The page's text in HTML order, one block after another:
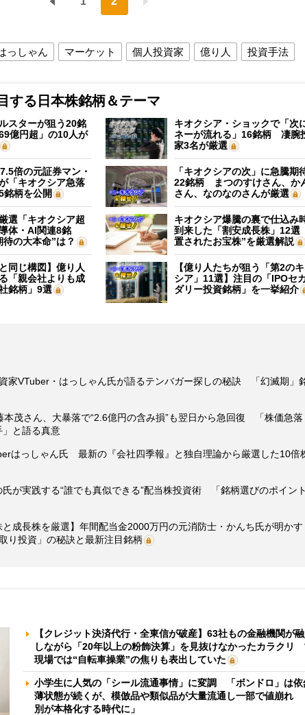
っしゃん マーケット 個人投資家 億り人 投資手法
する日本株銘柄＆テーマ
スターが狙う20銘
億円超」の10人が
キオクシア・ショックで「次
ネーが流れる」16銘柄 凄腕
家3名が厳選
倍の元証券マン・
「キオクシア急落
銘柄を公開
「キオクシアの次」に急騰期
22銘柄 まつのすけさん、か
さん、なのなのさんが厳選
選「キオクシア超
体・AI関連8銘
の大本命”は？
キオクシア爆騰の裏で仕込み
到来した「割安成長株」12
置されたお宝株”を厳選解説
同じ構図】億り人
「親会社よりも成
銘柄」9選
【億り人たちが狙う「第2の
シア」11選】注目の「IPOセ
ダリー投資銘柄」を一挙紹介
資家VTuber・はっしゃん氏が語るテンバガー探しの秘訣 「幻滅期」
本茂さん、大暴落で“2.6億円の含み損”も翌日から急回復 「株価急落
と語る真意
はっしゃん氏 最新の『会社四季報』と独自理論から厳選した10倍
が実践する“誰でも真似できる”配当株投資術 「銘柄選びのポイント
と成長株を厳選】年間配当金2000万円の元消防士・かんち氏が明かす
り投資」の秘訣と最新注目銘柄
【クレジット決済代行・全東信が破産】63社もの金融機関が
しながら「20年以上の粉飾決算」を見抜けなかったカラクリ
現場では“自転車操業”の焦りも表出していた
小学生に人気の「シール流通事情」に変調 「ボンドロ」は依
薄状態が続くが、模倣品や類似品が大量流通し一部で値崩れ
別が本格化する時代に」